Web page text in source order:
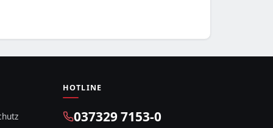
HOTLINE
037329 7153-0